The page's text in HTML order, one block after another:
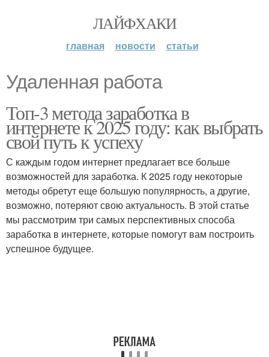
ЛАЙФХАКИ
главная новости статьи
Удаленная работа
Топ-3 метода заработка в
интернете к 2025 году: как выбрать
свой путь к успеху
С каждым годом интернет предлагает все больше
возможностей для заработка. К 2025 году некоторые
методы обретут еще большую популярность, а другие,
возможно, потеряют свою актуальность. В этой статье
мы рассмотрим три самых перспективных способа
заработка в интернете, которые помогут вам построить
успешное будущее.